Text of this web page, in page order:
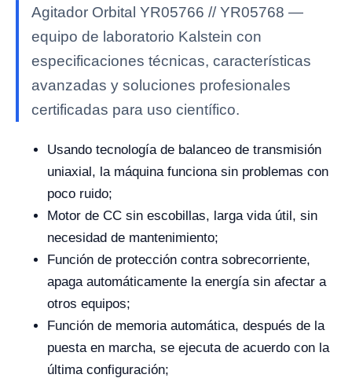
Agitador Orbital YR05766 // YR05768 —
equipo de laboratorio Kalstein con
especificaciones técnicas, características
avanzadas y soluciones profesionales
certificadas para uso científico.
Usando tecnología de balanceo de transmisión
uniaxial, la máquina funciona sin problemas con
poco ruido;
Motor de CC sin escobillas, larga vida útil, sin
necesidad de mantenimiento;
Función de protección contra sobrecorriente,
apaga automáticamente la energía sin afectar a
otros equipos;
Función de memoria automática, después de la
puesta en marcha, se ejecuta de acuerdo con la
última configuración;